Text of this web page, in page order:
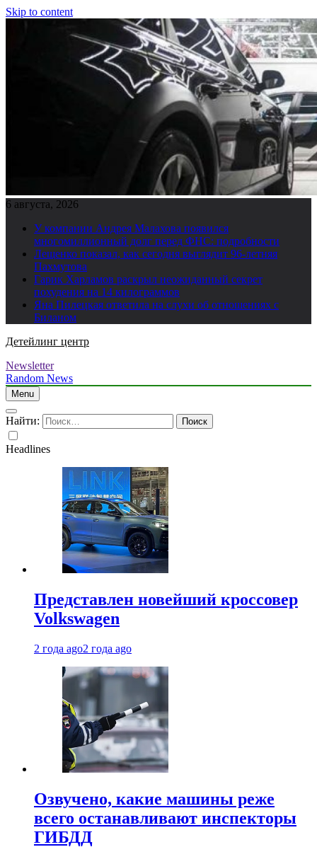
Skip to content
6 августа, 2026
У компании Андрея Малахова появился
многомиллионный долг перед ФНС: подробности
Лещенко показал, как сегодня выглядит 96-летняя
Пахмутова
Гарик Харламов раскрыл неожиданный секрет
похудения на 14 килограммов
Яна Пилецкая ответила на слухи об отношениях с
Биланом
Детейлинг центр
Newsletter
Random News
Menu
Найти:
Headlines
Представлен новейший кроссовер
Volkswagen
2 года ago2 года ago
Озвучено, какие машины реже
всего останавливают инспекторы
ГИБДД